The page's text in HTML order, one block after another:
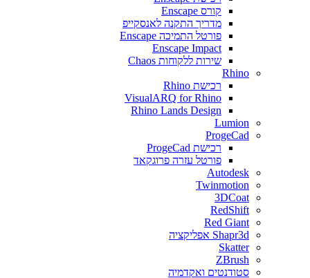
קורס Enscape
מדריך התקנה לאנסקייפ
פורטל התמיכה Enscape
Enscape Impact
שירות ללקוחות Chaos
Rhino
רכישת Rhino
VisualARQ for Rhino
Rhino Lands Design
Lumion
ProgeCad
רכישת ProgeCad
פורטל עזרה פרוגקאד
Autodesk
Twinmotion
3DCoat
RedShift
Red Giant
Shapr3d אפליקציה
Skatter
ZBrush
סטודנטים ואקדמיה